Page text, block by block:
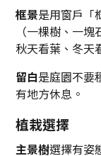
框景是用窗戶「
（一棵樹、一
秋天看葉、冬天
留白是庭園不要
有地方休息。
植栽選擇
主景樹選擇有姿